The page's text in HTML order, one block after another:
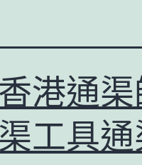
香港通
渠工具通